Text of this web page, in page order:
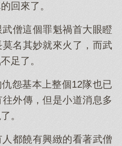
回來了。
僧這個罪魁禍首大眼瞪
名其妙就來火了，而武
足了。
怨基本上整個12隊也已
外傳，但是小道消息多
。
都饒有興緻的看著武僧